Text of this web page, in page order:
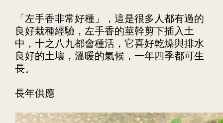
「左手香非常好種」，這是很多人都有過的
良好栽種經驗，左手香的莖幹剪下插入土
中，十之八九都會種活，它喜好乾燥與排水
良好的土壤，溫暖的氣候，一年四季都可生
長。
長年供應